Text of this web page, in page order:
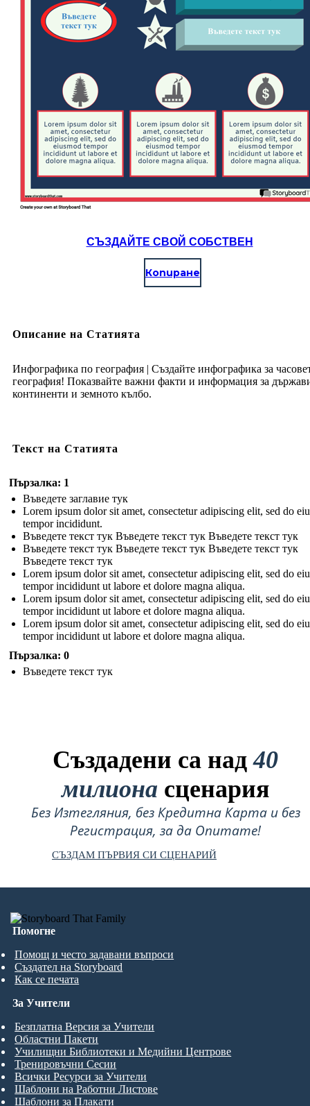
СЪЗДАЙТЕ СВОЙ СОБСТВЕН
Копиране
Описание на Статията
Инфографика по география | Създайте инфографика за
география! Показвайте важни факти и информация за
континенти и земното кълбо.
Текст на Статията
Пързалка: 1
Въведете заглавие тук
Lorem ipsum dolor sit amet, consectetur adipiscing elit, sed do
tempor incididunt.
Въведете текст тук Въведете текст тук Въведете текст тук
Въведете текст тук Въведете текст тук Въведете текст тук
Въведете текст тук
Lorem ipsum dolor sit amet, consectetur adipiscing elit, sed do
tempor incididunt ut labore et dolore magna aliqua.
Lorem ipsum dolor sit amet, consectetur adipiscing elit, sed do
tempor incididunt ut labore et dolore magna aliqua.
Lorem ipsum dolor sit amet, consectetur adipiscing elit, sed do
tempor incididunt ut labore et dolore magna aliqua.
Пързалка: 0
Въведете текст тук
Създадени са над40
милиона сценария
Без Изтегляния, без Кредитна Карта и без
Регистрация, за да Опитате!
СЪЗДАМ ПЪРВИЯ СИ СЦЕНАРИЙ
Помогне
Помощ и често задавани въпроси
Създател на Storyboard
Как се печата
За Учители
Безплатна Версия за Учители
Областни Пакети
Училищни Библиотеки и Медийни Центрове
Тренировъчни Сесии
Всички Ресурси за Учители
Шаблони на Работни Листове
Шаблони за Плакати